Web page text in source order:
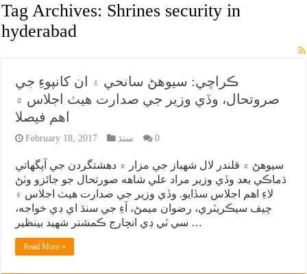
Tag Archives: Shrines security in
hyderabad
ڪراچي: سيوهڻ سانحي ۽ ان کانپوءِ جي
صروتحال، وڏي وزير جي صدارت هيٺ اجلاس ۾
اهم فيصلا
February 18, 2017 سنڌ 0
سيوهڻ ۾ قلندر لال شهباز جي مزار ۾ دهشتگردن جي آپگهاتي
ڌماڪي بعد وڏي وزير مراد علي شاهه صورتحال جو جائزو وٺڻ
لاءِ اهم اجلاس سڏايو. وڏي وزير جي صدارت هيٺ اجلاس ۾
چيف سيڪريٽري، رضوان ميمڻ، آءِ جي سنڌ اي ڊي خواجه،
سي ٽي ڊي انچارج ڪمشنر شهيد بينظير …
Read More »